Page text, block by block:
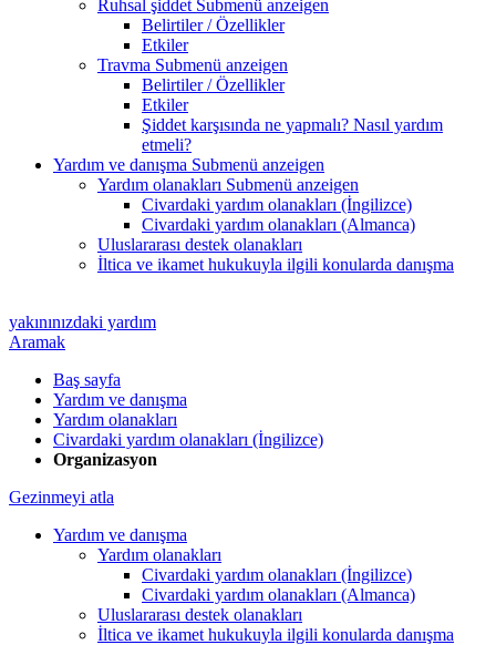
Ruhsal şiddet Submenü anzeigen
Belirtiler / Özellikler
Etkiler
Travma Submenü anzeigen
Belirtiler / Özellikler
Etkiler
Şiddet karşısında ne yapmalı? Nasıl yardım
etmeli?
Yardım ve danışma Submenü anzeigen
Yardım olanakları Submenü anzeigen
Civardaki yardım olanakları (İngilizce)
Civardaki yardım olanakları (Almanca)
Uluslararası destek olanakları
İltica ve ikamet hukukuyla ilgili konularda danışma
yakınınızdaki yardım
Aramak
Baş sayfa
Yardım ve danışma
Yardım olanakları
Civardaki yardım olanakları (İngilizce)
Organizasyon
Gezinmeyi atla
Yardım ve danışma
Yardım olanakları
Civardaki yardım olanakları (İngilizce)
Civardaki yardım olanakları (Almanca)
Uluslararası destek olanakları
İltica ve ikamet hukukuyla ilgili konularda danışma